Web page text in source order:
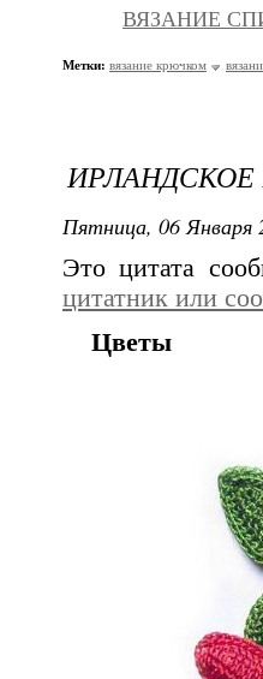
ВЯЗАНИЕ
Метки: вязание крючком
Пятница, 06 Января
Это цитата
цитатник или
Цветы